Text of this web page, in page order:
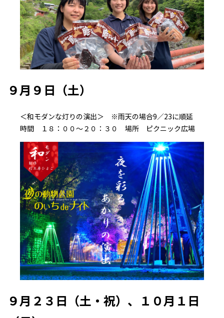
９月９日（土）
＜和モダンな灯りの演出＞ ※雨天の場合9／23に順延
時間 １８：００～２０：３０ 場所 ピクニック広場
９月２３日（土・祝）、１０月１日